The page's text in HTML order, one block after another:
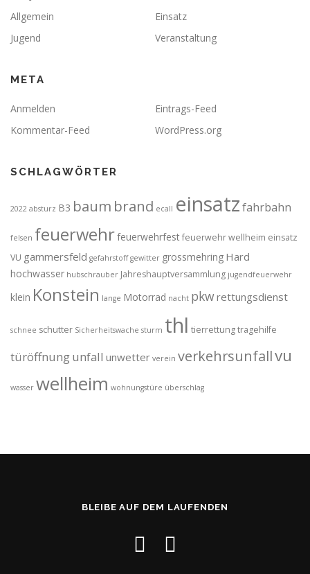
Allgemein
Einsatz
Jugend
Veranstaltung
META
Anmelden
Eintrags-Feed
Kommentar-Feed
WordPress.org
SCHLAGWÖRTER
2022 absturz B3 baum brand ecall einsatzfahrbahn
felsen feuerwehrfeuerwehrfest feuerwehr wellheim einsatz
VU gammersfeld gefahrstoff gewitter grossmehring Hard
hochwasser hubschrauber Jahreshauptversammlung jugendfeuerwehr
klein Konstein lange Motorrad nacht pkwrettungsdienst
schnee schutter Sicherheitswache sturm thl tierrettungtragehilfe
türöffnungunfall unwetter verein verkehrsunfallvu
wasser wellheim wohnungstüre überschlag
BLEIBE AUF DEM LAUFENDEN